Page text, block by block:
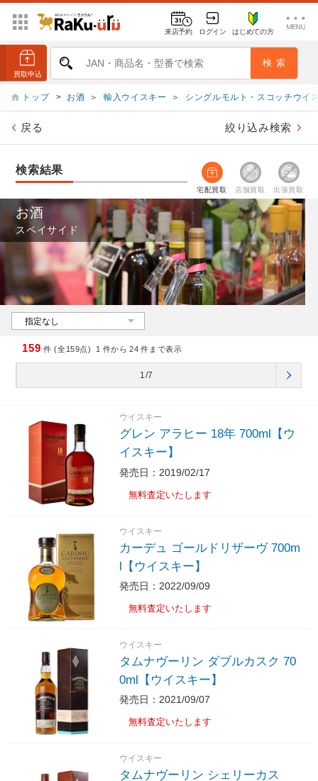
来店予約 ログイン はじめての方
トップ > お酒 ＞ 輸入ウイスキー ＞ シングルモルト・スコッチウイ
戻る 絞り込み検索
検索結果
宅配買取 店舗買取 出張買取
お酒
スペイサイド
159 件 (全159点) 1 件から 24 件まで表示
1/7
ウイスキー
グレン アラヒー 18年 700ml【ウ
イスキー】
発売日：2019/02/17
無料査定いたします
ウイスキー
カーデュ ゴールドリザーヴ 700m
l【ウイスキー】
発売日：2022/09/09
無料査定いたします
ウイスキー
タムナヴーリン ダブルカスク 70
0ml【ウイスキー】
発売日：2021/09/07
無料査定いたします
ウイスキー
タムナヴーリン シェリーカス